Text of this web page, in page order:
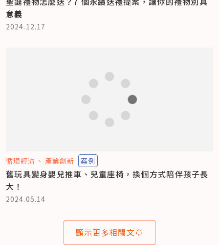
意義
2024.12.17
循環經濟 產業創新 案例
舊玩具變身嬰兒推車、兒童座椅，換個方式陪伴孩子長
大！
2024.05.14
顯示更多相關文章